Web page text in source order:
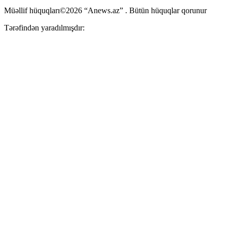
Müəllif hüquqları©2026 “Anews.az” . Bütün hüquqlar qorunur
Tərəfindən yaradılmışdır: